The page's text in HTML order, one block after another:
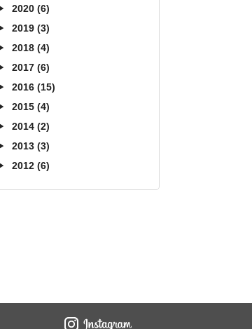
2020 (6)
2019 (3)
2018 (4)
2017 (6)
2016 (15)
2015 (4)
2014 (2)
2013 (3)
2012 (6)